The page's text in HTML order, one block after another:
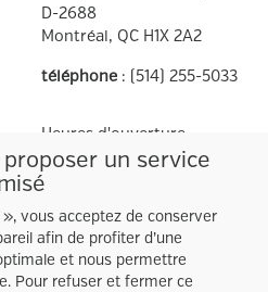
un service
vous acceptez de conserver
afin de profiter d’une
et nous permettre
Pour refuser et fermer ce
D-2688
Montréal, QC H1X 2A2
téléphone : (514) 255-5033
Heures d'ouverture
Autres points devente